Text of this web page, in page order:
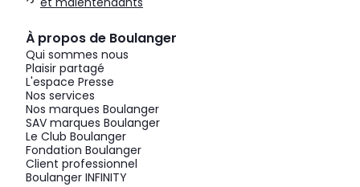
À propos de Boulanger
Qui sommes nous
Plaisir partagé
L'espace Presse
Nos services
Nos marques Boulanger
SAV marques Boulanger
Le Club Boulanger
Fondation Boulanger
Client professionnel
Boulanger INFINITY